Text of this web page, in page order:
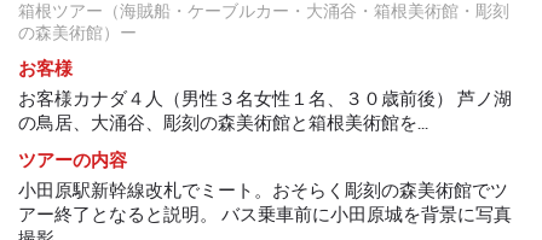
箱根ツアー（海賊船・ケーブルカー・大涌谷・箱根美術館・彫刻
の森美術館）ー
お客様
お客様カナダ４人（男性３名女性１名、３０歳前後） 芦ノ湖
の鳥居、大涌谷、彫刻の森美術館と箱根美術館を...
ツアーの内容
小田原駅新幹線改札でミート。おそらく彫刻の森美術館でツ
アー終了となると説明。 バス乗車前に小田原城を背景に写真